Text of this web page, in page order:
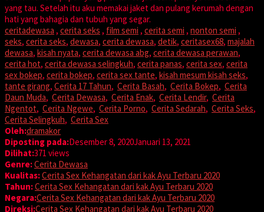
yang tau. Setelah itu aku memakai jaket dan pulang kerumah dengan
hati yang bahagia dan tubuh yang segar.
ceritadewasa , cerita seks , film semi , cerita semi , nonton semi ,
seks, cerita seks, dewasa, cerita dewasa, detik, ceritasex68, majalah
dewasa, kisah nyata, cerita dewasa abg, cerita dewasa perawan,
cerita hot, cerita dewasa selingkuh, cerita panas, cerita sex, cerita
sex bokep, cerita bokep, cerita sex tante, kisah mesum kisah seks,
tante girang, Cerita 17 Tahun, Cerita Basah, Cerita Bokep, Cerita
Daun Muda, Cerita Dewasa, Cerita Enak, Cerita Lendir, Cerita
Ngentot, Cerita Ngewe, Cerita Porno, Cerita Sedarah, Cerita Seks,
Cerita Selingkuh, Cerita Sex
Oleh:dramakor
Diposting pada:Desember 8, 2020Januari 13, 2021
Dilihat:371 views
Genre:Cerita Dewasa
Kualitas:Cerita Sex Kehangatan dari kak Ayu Terbaru 2020
Tahun:Cerita Sex Kehangatan dari kak Ayu Terbaru 2020
Negara:Cerita Sex Kehangatan dari kak Ayu Terbaru 2020
Direksi:Cerita Sex Kehangatan dari kak Ayu Terbaru 2020